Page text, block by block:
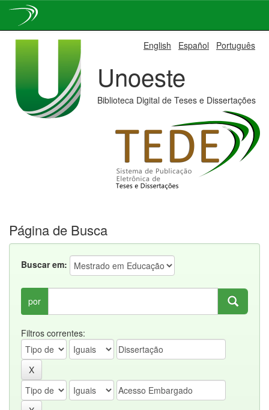
English Español Português
Unoeste
Biblioteca Digital de Teses e Dissertações
Página de Busca
Buscar em:
por
Filtros correntes: